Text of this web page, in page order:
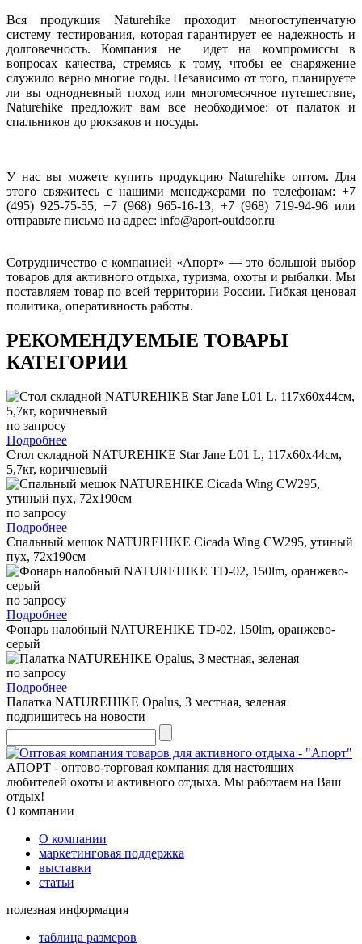
Вся продукция Naturehike проходит многоступенчатую
систему тестирования, которая гарантирует ее надежность и
долговечность. Компания не идет на компромиссы в
вопросах качества, стремясь к тому, чтобы ее снаряжение
служило верно многие годы. Независимо от того, планируете
ли вы однодневный поход или многомесячное путешествие,
Naturehike предложит вам все необходимое: от палаток и
спальников до рюкзаков и посуды.
У нас вы можете купить продукцию Naturehike оптом. Для
этого свяжитесь с нашими менеджерами по телефонам: +7
(495) 925-75-55, +7 (968) 965-16-13, +7 (968) 719-94-96 или
отправьте письмо на адрес: info@aport-outdoor.ru
Сотрудничество с компанией «Апорт» — это большой выбор
товаров для активного отдыха, туризма, охоты и рыбалки. Мы
поставляем товар по всей территории России. Гибкая ценовая
политика, оперативность работы.
РЕКОМЕНДУЕМЫЕ ТОВАРЫ
КАТЕГОРИИ
по запросу
Подробнее
Стол складной NATUREHIKE Star Jane L01 L, 117х60х44см,
5,7кг, коричневый
по запросу
Подробнее
Спальный мешок NATUREHIKE Cicada Wing CW295, утиный
пух, 72х190см
по запросу
Подробнее
Фонарь налобный NATUREHIKE TD-02, 150lm, оранжево-
серый
по запросу
Подробнее
Палатка NATUREHIKE Opalus, 3 местная, зеленая
подпишитесь на новости
АПОРТ - оптово-торговая компания для настоящих
любителей охоты и активного отдыха. Мы работаем на Ваш
отдых!
О компании
О компании
маркетинговая поддержка
выставки
статьи
полезная информация
таблица размеров